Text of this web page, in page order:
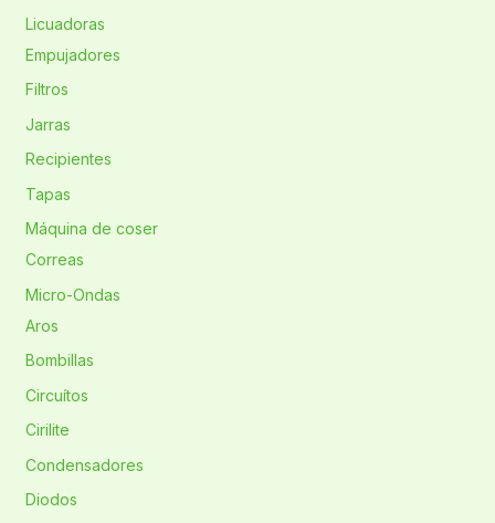
Licuadoras
Empujadores
Filtros
Jarras
Recipientes
Tapas
Máquina de coser
Correas
Micro-Ondas
Aros
Bombillas
Circuítos
Cirilite
Condensadores
Diodos